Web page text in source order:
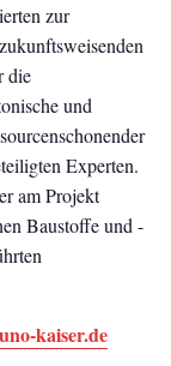
zur
die
und
Experten.
am Projekt
Baustoffe und -
kaiser.de